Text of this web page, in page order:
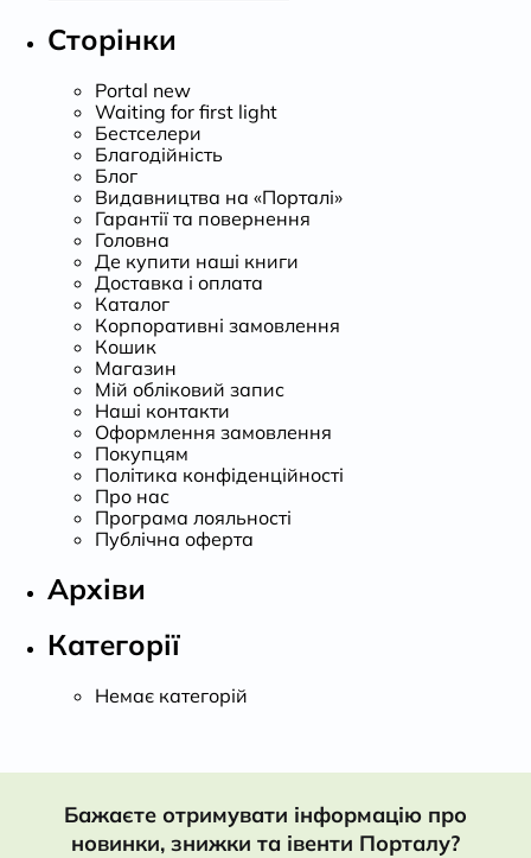
Сторінки
Portal new
Waiting for first light
Бестселери
Благодійність
Блог
Видавництва на «Порталі»
Гарантії та повернення
Головна
Де купити наші книги
Доставка і оплата
Каталог
Корпоративні замовлення
Кошик
Магазин
Мій обліковий запис
Наші контакти
Оформлення замовлення
Покупцям
Політика конфіденційності
Про нас
Програма лояльності
Публічна оферта
Архіви
Категорії
Немає категорій
Бажаєте отримувати інформацію про
новинки, знижки та івенти Порталу?